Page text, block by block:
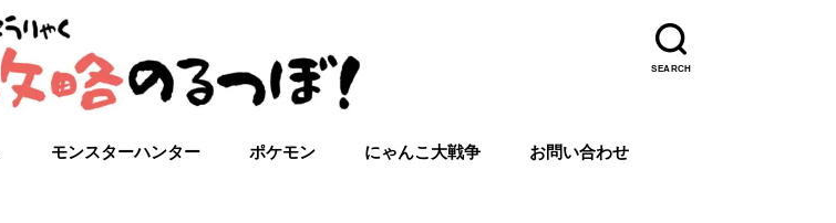
SEARCH
モンスターハンター ポケモン にゃんこ大戦争 お問い合わせ